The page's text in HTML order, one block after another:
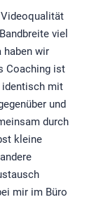
viel
haben wir
Coaching ist
identisch mit
und
durch
kleine
mir im Büro